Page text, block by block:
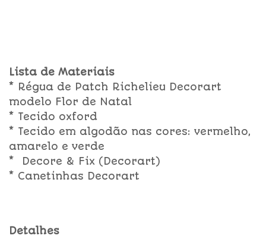
Lista de Materiais
* Régua de Patch Richelieu Decorart
modelo Flor de Natal
* Tecido oxford
* Tecido em algodão nas cores: vermelho,
amarelo e verde
* Decore & Fix (Decorart)
* Canetinhas Decorart
Detalhes